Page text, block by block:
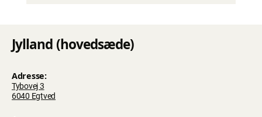
Jylland (hovedsæde)
Adresse:
Tybovej 3
6040 Egtved